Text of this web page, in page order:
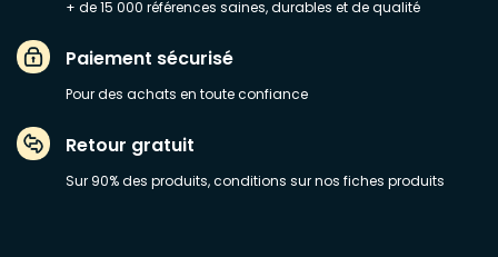
+ de 15 000 références saines, durables et de qualité
Paiement sécurisé
Pour des achats en toute confiance
Retour gratuit
Sur 90% des produits, conditions sur nos fiches produits